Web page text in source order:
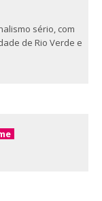
sério, com
de Rio Verde e